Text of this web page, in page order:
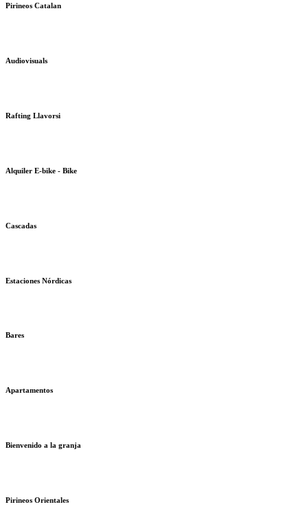
Pirineos Catalan
Audiovisuals
Rafting Llavorsi
Alquiler E-bike - Bike
Cascadas
Estaciones Nórdicas
Bares
Apartamentos
Bienvenido a la granja
Pirineos Orientales